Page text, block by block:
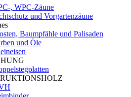
, WPC-Zäune
und Vorgartenzäune
Baumpfähle und Palisaden
und Öle